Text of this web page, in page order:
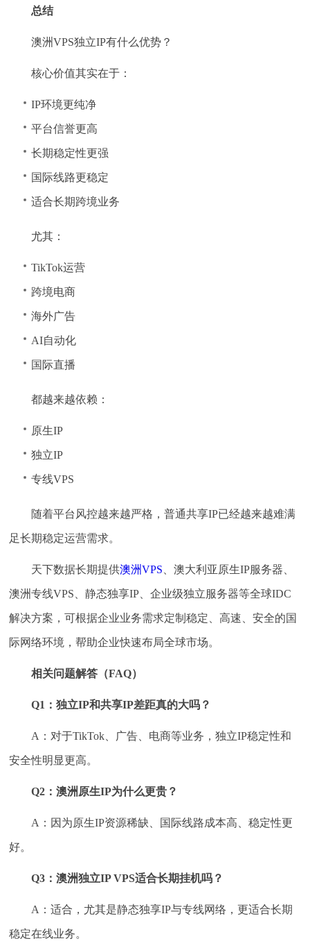
总结
澳洲VPS独立IP有什么优势？
核心价值其实在于：
IP环境更纯净
平台信誉更高
长期稳定性更强
国际线路更稳定
适合长期跨境业务
尤其：
TikTok运营
跨境电商
海外广告
AI自动化
国际直播
都越来越依赖：
原生IP
独立IP
专线VPS
随着平台风控越来越严格，普通共享IP已经越来越难满
足长期稳定运营需求。
天下数据长期提供澳洲VPS、澳大利亚原生IP服务器、
澳洲专线VPS、静态独享IP、企业级独立服务器等全球IDC
解决方案，可根据企业业务需求定制稳定、高速、安全的国
际网络环境，帮助企业快速布局全球市场。
相关问题解答（FAQ）
Q1：独立IP和共享IP差距真的大吗？
A：对于TikTok、广告、电商等业务，独立IP稳定性和
安全性明显更高。
Q2：澳洲原生IP为什么更贵？
A：因为原生IP资源稀缺、国际线路成本高、稳定性更
好。
Q3：澳洲独立IP VPS适合长期挂机吗？
A：适合，尤其是静态独享IP与专线网络，更适合长期
稳定在线业务。